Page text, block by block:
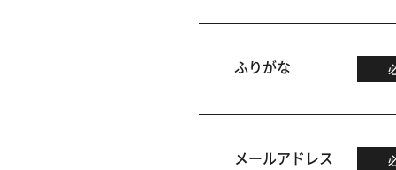
ふりがな
メールアドレス